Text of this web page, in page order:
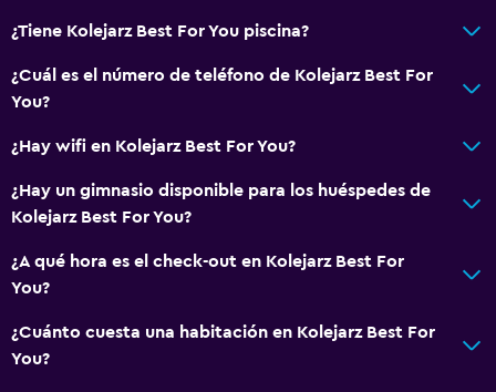
¿Tiene Kolejarz Best For You piscina?
¿Cuál es el número de teléfono de Kolejarz Best For
You?
¿Hay wifi en Kolejarz Best For You?
¿Hay un gimnasio disponible para los huéspedes de
Kolejarz Best For You?
¿A qué hora es el check-out en Kolejarz Best For
You?
¿Cuánto cuesta una habitación en Kolejarz Best For
You?